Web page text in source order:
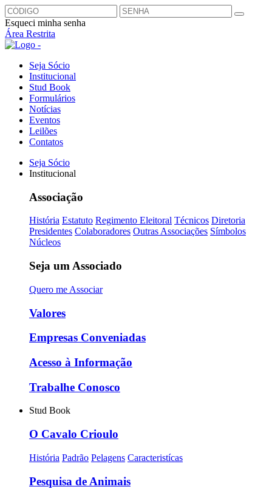
Esqueci minha senha
Área Restrita
Seja Sócio
Institucional
Stud Book
Formulários
Notícias
Eventos
Leilões
Contatos
Seja Sócio
Institucional
Associação
História Estatuto Regimento Eleitoral Técnicos Diretoria
Presidentes Colaboradores Outras Associações Símbolos
Núcleos
Seja um Associado
Quero me Associar
Valores
Empresas Conveniadas
Acesso à Informação
Trabalhe Conosco
Stud Book
O Cavalo Crioulo
História Padrão Pelagens Caracteristícas
Pesquisa de Animais